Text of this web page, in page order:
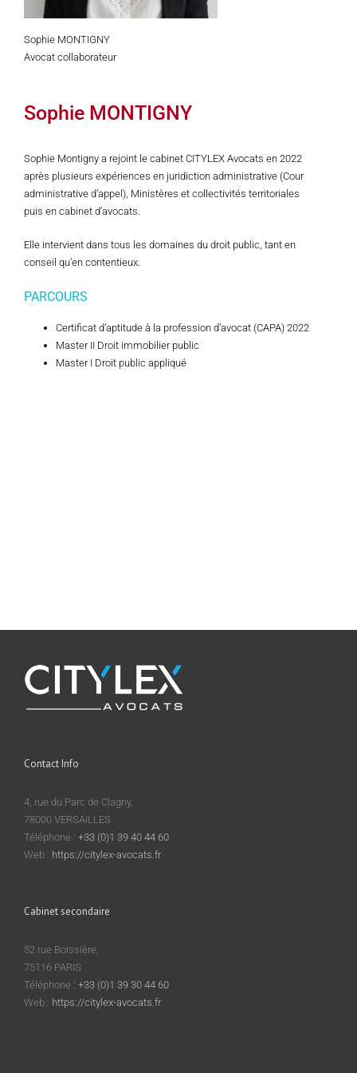
Sophie MONTIGNY
Avocat collaborateur
Sophie MONTIGNY
Sophie Montigny a rejoint le cabinet CITYLEX Avocats en 2022
après plusieurs expériences en juridiction administrative (Cour
administrative d’appel), Ministères et collectivités territoriales
puis en cabinet d’avocats.
Elle intervient dans tous les domaines du droit public, tant en
conseil qu’en contentieux.
PARCOURS
Certificat d’aptitude à la profession d’avocat (CAPA) 2022
Master II Droit immobilier public
Master I Droit public appliqué
Contact Info
4, rue du Parc de Clagny,
78000 VERSAILLES
Téléphone : +33 (0)1 39 40 44 60
Web : https://citylex-avocats.fr
Cabinet secondaire
52 rue Boissière,
75116 PARIS
Téléphone : +33 (0)1 39 30 44 60
Web : https://citylex-avocats.fr